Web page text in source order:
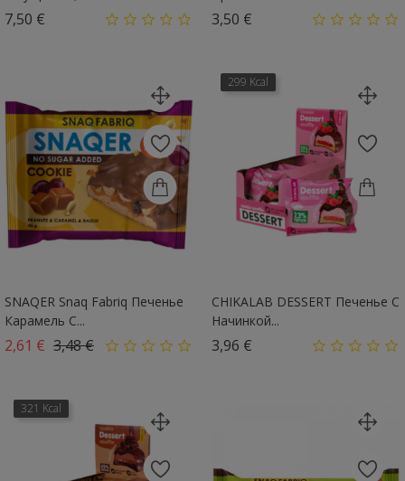
7,50 € 3,50 €
SNAQER Snaq Fabriq Печенье
Карамель С...
2,61 € Базовая цена
3,48 €Цена
299 Kcal
CHIKALAB DESSERT Печенье С
Начинкой...
3,96 €
321 Kcal